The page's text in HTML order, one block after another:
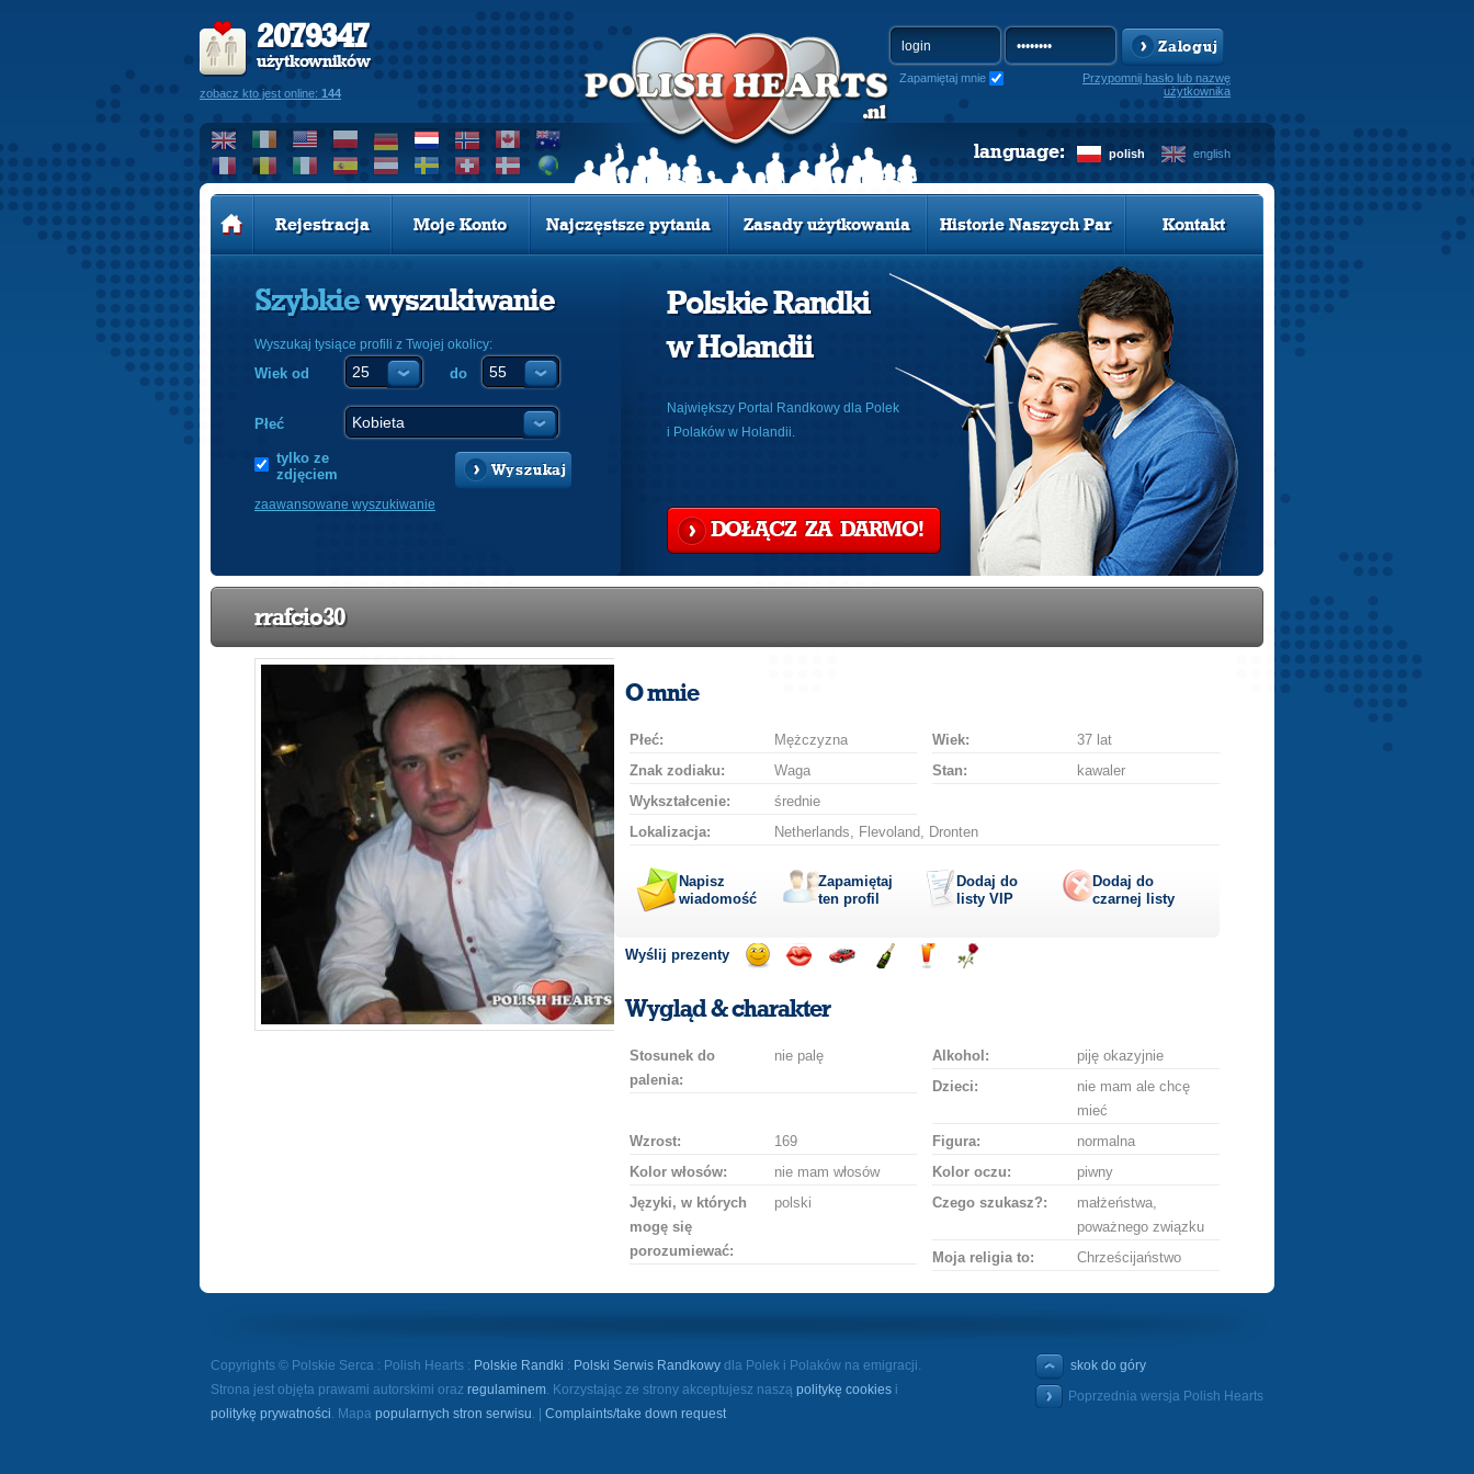
2079347
użytkowników
zobacz kto jest online: 144
Zaloguj
Zapamiętaj mnie
Przypomnij hasło lub nazwę
użytkownika
polish english
language:
Rejestracja Moje Konto Najczęstsze pytania Zasady użytkowania Historie Naszych Par Kontakt
Szybkiewyszukiwanie
Wyszukaj tysiące profili z Twojej okolicy:
Wiek od do
Płeć
tylko ze
zdjęciem
Wyszukaj
zaawansowane wyszukiwanie
Polskie Randki
w Holandii
Największy Portal Randkowy dla Polek
i Polaków w Holandii.
DOŁĄCZ ZA DARMO!
rrafcio30
O mnie
Płeć: Mężczyzna Wiek:
37 lat
Znak zodiaku:
Waga Stan:
kawaler
Wykształcenie:
średnie
Lokalizacja:
Netherlands, Flevoland, Dronten
Napisz
wiadomość
Zapamiętaj
ten profil
Dodaj do
listy VIP
Dodaj do
czarnej listy
Wyślij prezenty
uśmiechbuziaka
Wygląd & charakter
Stosunek do
palenia:
nie palę Alkohol:
piję okazyjnie
Dzieci:
nie mam ale chcę
mieć
Wzrost:
169 Figura:
normalna
Kolor włosów:
nie mam włosów Kolor oczu:
piwny
Języki, w których
mogę się
porozumiewać:
polski Czego szukasz?:
małżeństwa,
poważnego związku
Moja religia to:
Chrześcijaństwo
Copyrights © Polskie Serca : Polish Hearts : Polskie Randki : Polski Serwis Randkowy dla Polek i Polaków na emigracji.
Strona jest objęta prawami autorskimi oraz regulaminem. Korzystając ze strony akceptujesz naszą politykę cookies i
politykę prywatności. Mapa popularnych stron serwisu. | Complaints/take down request
skok do góry
Poprzednia wersja Polish Hearts